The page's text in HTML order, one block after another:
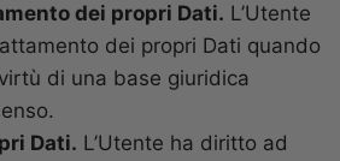
dei propri Dati. L’Utente
dei propri Dati quando
di una base giuridica
Dati. L’Utente ha diritto ad